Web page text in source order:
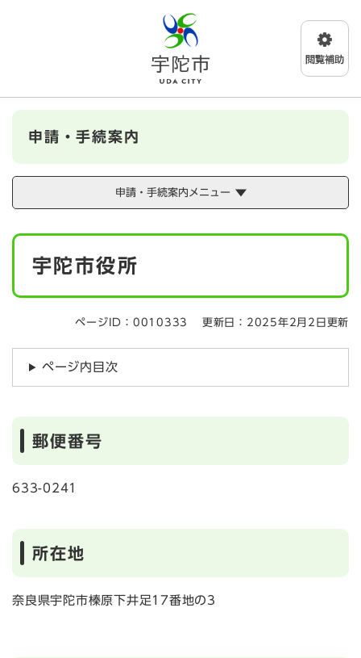
メニューを飛ばして本文へ
申請・手続案内
申請・手続案内メニュー
本
宇陀市役所
ページID：0010333 更新日：2025年2月2日更新
ページ内目次
郵便番号
633-0241
所在地
奈良県宇陀市榛原下井足17番地の3